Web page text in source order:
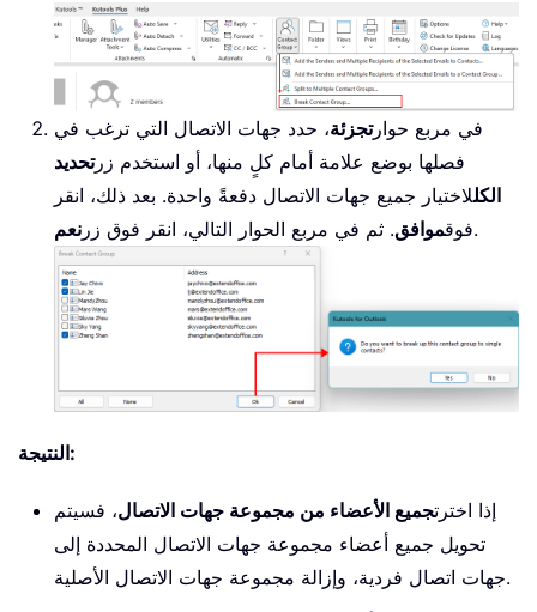
في مربع حوارتجزئة، حدد جهات الاتصال التي ترغب في
فصلها بوضع علامة أمام كلٍ منها، أو استخدم زرتحديد
الكللاختيار جميع جهات الاتصال دفعةً واحدة. بعد ذلك، انقر
فوقموافق. ثم في مربع الحوار التالي، انقر فوق زر نعم .
النتيجة:
إذا اخترتجميع الأعضاء من مجموعة جهات الاتصال، فسيتم
تحويل جميع أعضاء مجموعة جهات الاتصال المحددة إلى
جهات اتصال فردية، وإزالة مجموعة جهات الاتصال الأصلية.